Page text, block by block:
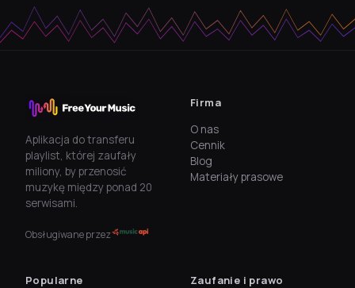
Aplikacja do transferu
playlist, której zaufały
miliony, by przenosić
muzykę między ponad 20
serwisami.
Obsługiwane przez
Firma
O nas
Cennik
Blog
Materiały prasowe
Popularne Zaufanie i prawo